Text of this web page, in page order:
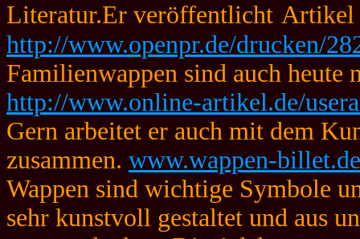
Literatur.Er veröffentlicht Artikel
http://www.openpr.de/drucken/
Familienwappen sind auch heute
http://www.online-artikel.de/
Gern arbeitet er auch mit dem
zusammen. www.wappen-billet.de
Wappen sind wichtige Symbole
sehr kunstvoll gestaltet und aus